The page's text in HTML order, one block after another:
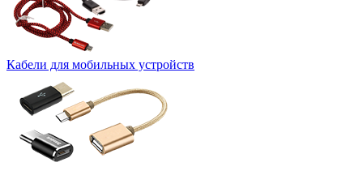
Кабели для мобильных устройств